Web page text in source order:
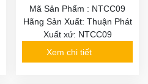
Mã Sản Phẩm : NTCC09
Hãng Sản Xuất: Thuận Phát
Xuất xứ: NTCC09
Xem chi tiết